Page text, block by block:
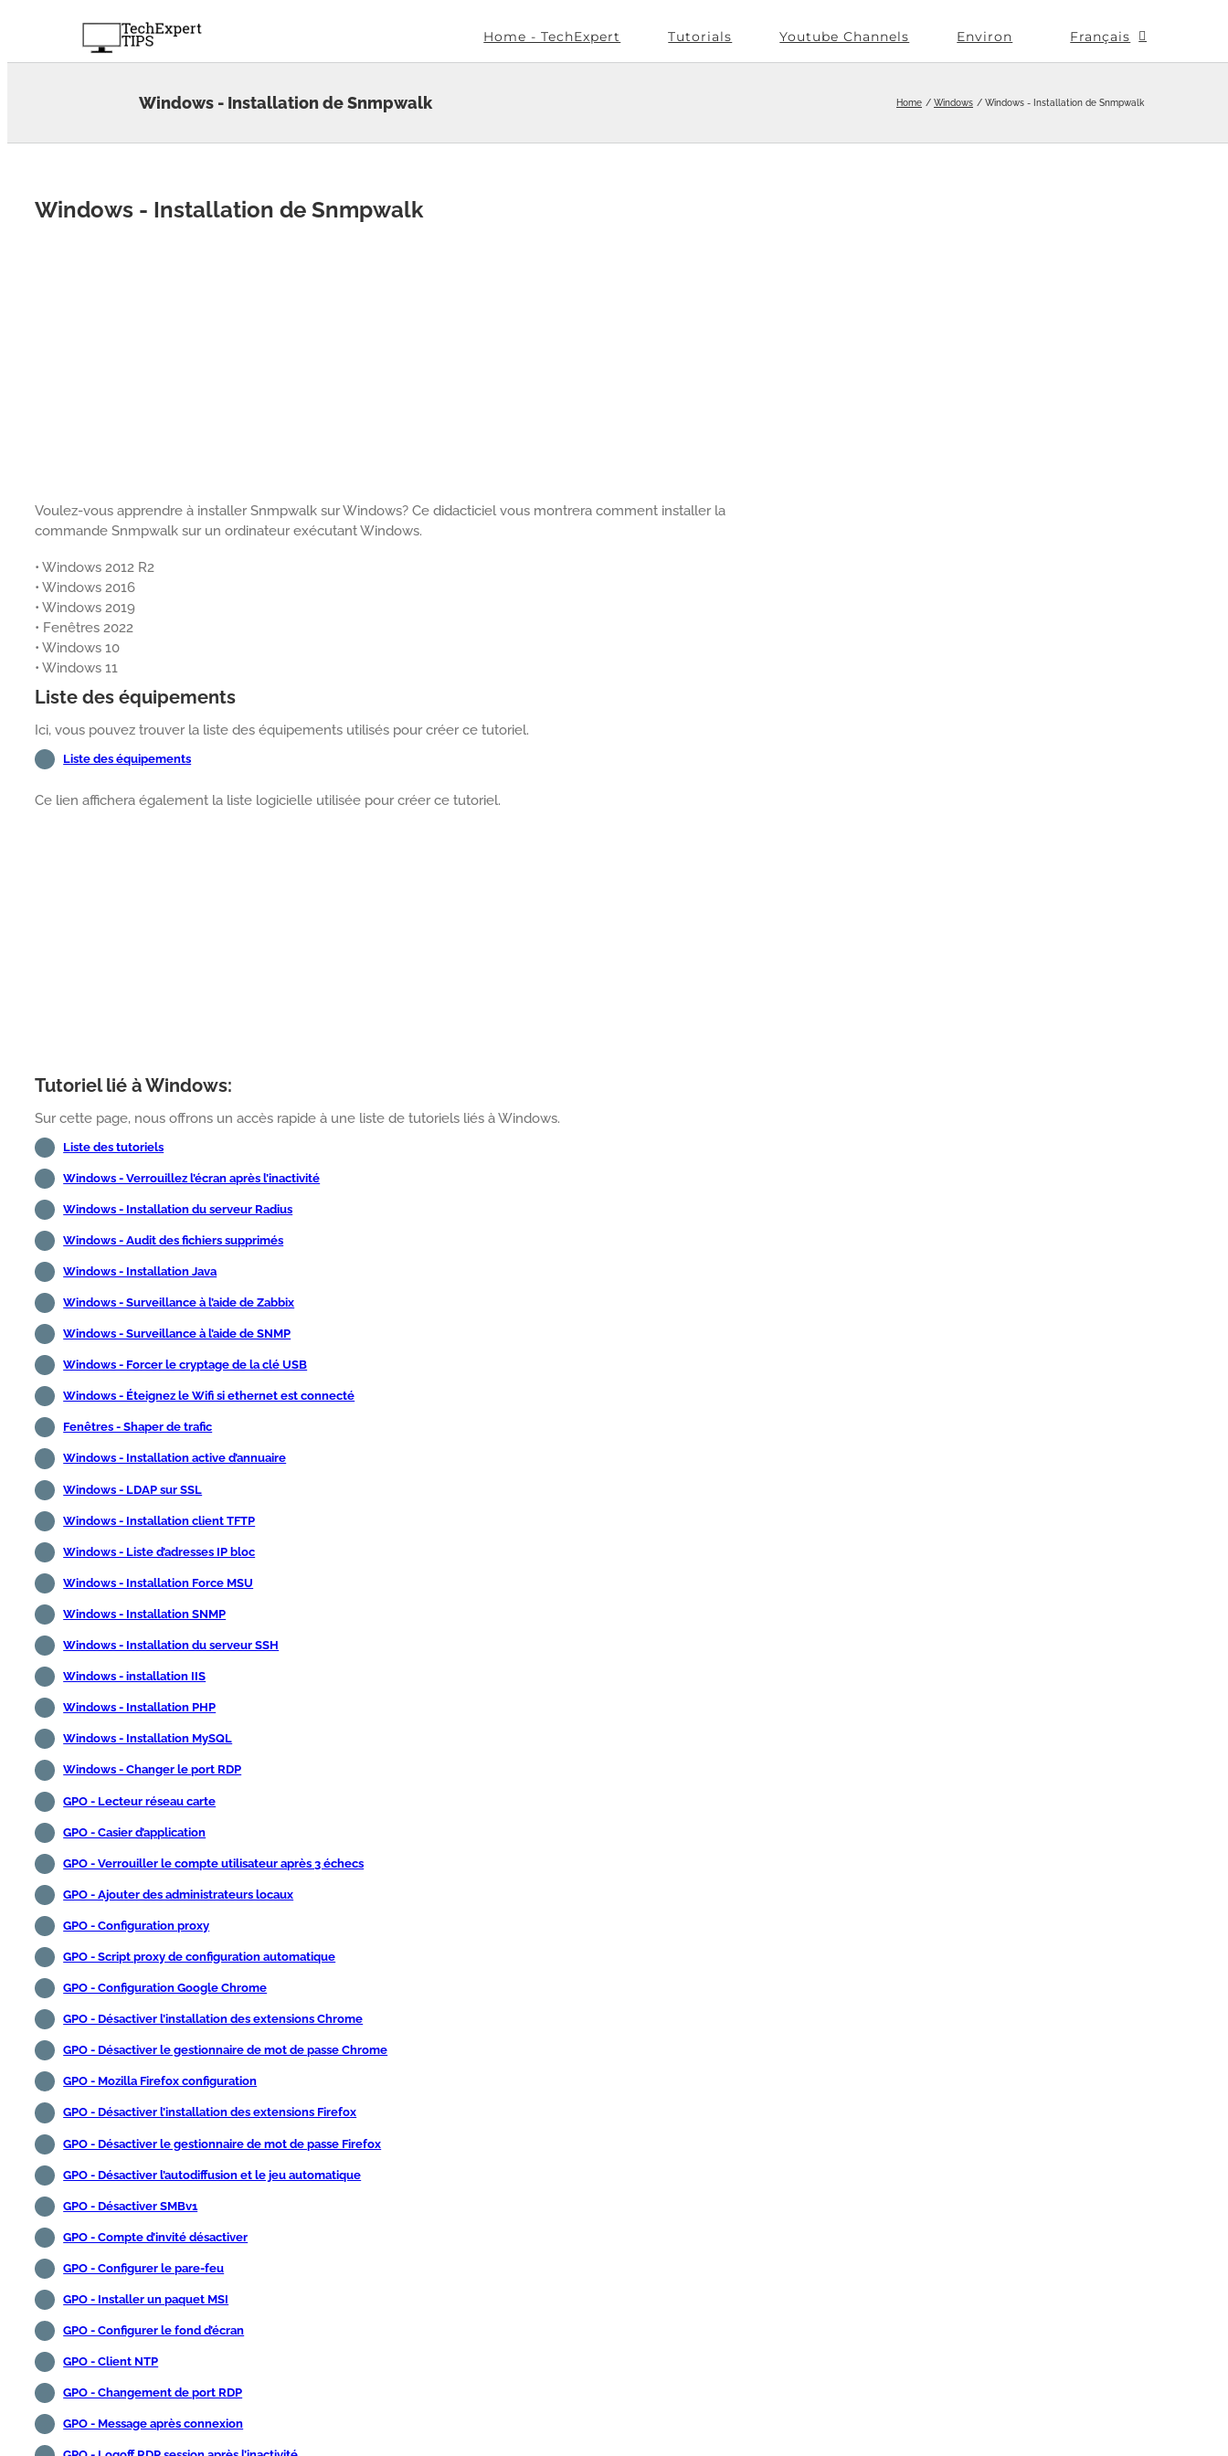
Home - TechExpert Tutorials Youtube Channels Environ Français
Windows - Installation de Snmpwalk Home Windows Windows - Installation de Snmpwalk
Windows - Installation de Snmpwalk
Voulez-vous apprendre à installer Snmpwalk sur Windows? Ce didacticiel vous montrera comment installer la
commande Snmpwalk sur un ordinateur exécutant Windows.
• Windows 2012 R2
• Windows 2016
• Windows 2019
• Fenêtres 2022
• Windows 10
• Windows 11
Liste des équipements
Ici, vous pouvez trouver la liste des équipements utilisés pour créer ce tutoriel.
Liste des équipements
Ce lien affichera également la liste logicielle utilisée pour créer ce tutoriel.
Tutoriel lié à Windows:
Sur cette page, nous offrons un accès rapide à une liste de tutoriels liés à Windows.
Liste des tutoriels
Windows - Verrouillez l’écran après l’inactivité
Windows - Installation du serveur Radius
Windows - Audit des fichiers supprimés
Windows - Installation Java
Windows - Surveillance à l’aide de Zabbix
Windows - Surveillance à l’aide de SNMP
Windows - Forcer le cryptage de la clé USB
Windows - Éteignez le Wifi si ethernet est connecté
Fenêtres - Shaper de trafic
Windows - Installation active d’annuaire
Windows - LDAP sur SSL
Windows - Installation client TFTP
Windows - Liste d’adresses IP bloc
Windows - Installation Force MSU
Windows - Installation SNMP
Windows - Installation du serveur SSH
Windows - installation IIS
Windows - Installation PHP
Windows - Installation MySQL
Windows - Changer le port RDP
GPO - Lecteur réseau carte
GPO - Casier d’application
GPO - Verrouiller le compte utilisateur après 3 échecs
GPO - Ajouter des administrateurs locaux
GPO - Configuration proxy
GPO - Script proxy de configuration automatique
GPO - Configuration Google Chrome
GPO - Désactiver l’installation des extensions Chrome
GPO - Désactiver le gestionnaire de mot de passe Chrome
GPO - Mozilla Firefox configuration
GPO - Désactiver l’installation des extensions Firefox
GPO - Désactiver le gestionnaire de mot de passe Firefox
GPO - Désactiver l’autodiffusion et le jeu automatique
GPO - Désactiver SMBv1
GPO - Compte d’invité désactiver
GPO - Configurer le pare-feu
GPO - Installer un paquet MSI
GPO - Configurer le fond d’écran
GPO - Client NTP
GPO - Changement de port RDP
GPO - Message après connexion